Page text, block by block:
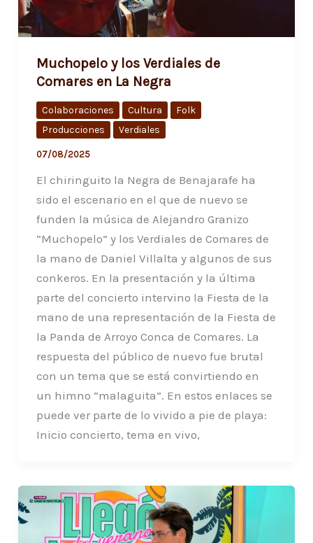
Muchopelo y los Verdiales de
Comares en La Negra
Colaboraciones Cultura
Folk
Producciones
Verdiales
07/08/2025
El chiringuito la Negra de Benajarafe ha
sido el escenario en el que de nuevo se
funden la música de Alejandro Granizo
“Muchopelo” y los Verdiales de Comares de
la mano de Daniel Villalta y algunos de sus
conkeros. En la presentación y la última
parte del concierto intervino la Fiesta de la
mano de una representación de la Fiesta de
la Panda de Arroyo Conca de Comares. La
respuesta del público de nuevo fue brutal
con un tema que se está convirtiendo en
un himno “malaguita”. En estos enlaces se
puede ver parte de lo vivido a pie de playa:
Inicio concierto, tema en vivo,